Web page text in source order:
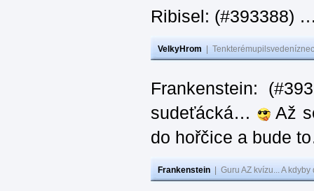
Ribisel: (#393388)
VelkyHrom
Frankenstein:
sudeťácká…
Až
do hořčice a bude
Frankenstein Guru AZ kvízu... A